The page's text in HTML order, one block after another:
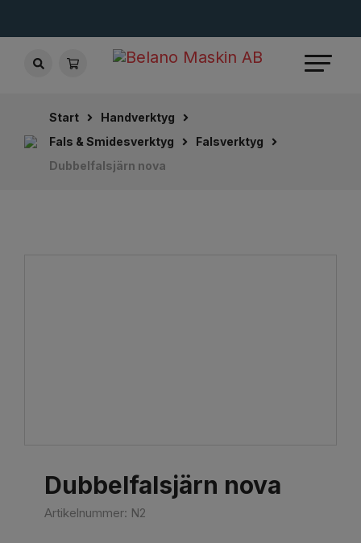
Start
Handverktyg
Fals & Smidesverktyg
Falsverktyg
Dubbelfalsjärn nova
Dubbelfalsjärn nova
Artikelnummer: N2